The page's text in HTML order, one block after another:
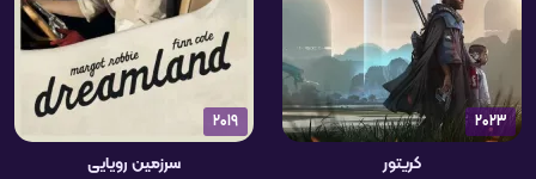
2023
کریتور
2019
سرزمین رویایی